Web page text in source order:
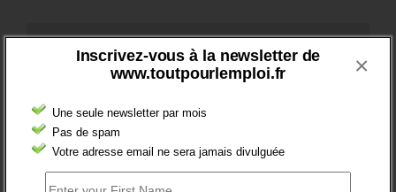
Inscrivez-vous à la newsletter de
www.toutpourlemploi.fr
Une seule newsletter par mois
Pas de spam
Votre adresse email ne sera jamais divulguée
×
Recevez le meilleur de l'information et des débats sur l'emploi
Souscrire Followers